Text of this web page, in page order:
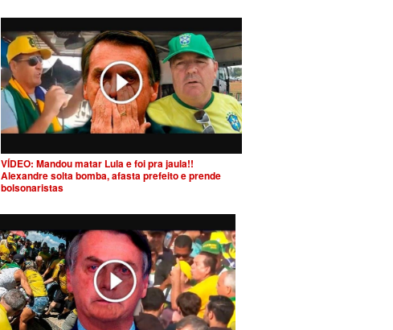
VÍDEO: Mandou matar Lula e foi pra jaula!!
Alexandre solta bomba, afasta prefeito e prende
bolsonaristas